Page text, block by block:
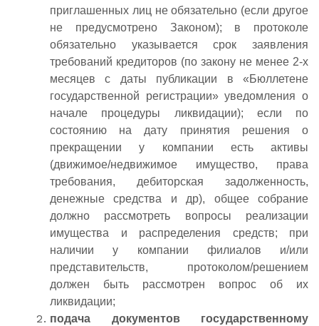
приглашенных лиц не обязательно (если другое
не предусмотрено Законом); в протоколе
обязательно указывается срок заявления
требований кредиторов (по закону не менее 2-х
месяцев с даты публикации в «Бюллетене
государственной регистрации» уведомления о
начале процедуры ликвидации); если по
состоянию на дату принятия решения о
прекращении у компании есть активы
(движимое/недвижимое имущество, права
требования, дебиторская задолженность,
денежные средства и др), общее собрание
должно рассмотреть вопросы реализации
имущества и распределения средств; при
наличии у компании филиалов и/или
представительств, протоколом/решением
должен быть рассмотрен вопрос об их
ликвидации;
подача документов государственному